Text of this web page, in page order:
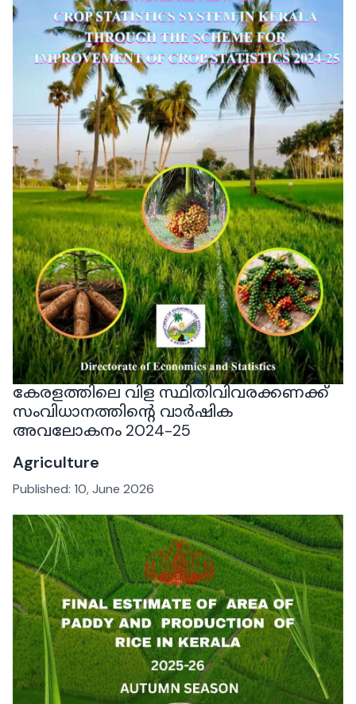
കേരളത്തിലെ വിള സ്ഥിതിവിവരക്കണക്ക്
സംവിധാനത്തിൻ്റെ വാർഷിക
അവലോകനം 2024-25
Agriculture
Published: 10, June 2026